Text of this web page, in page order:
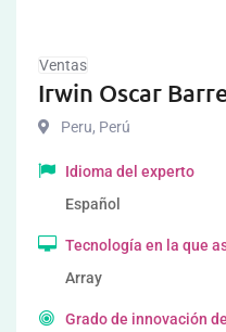
Ventas
Irwin Oscar
Peru, Perú
Idioma del experto
Español
Tecnología en la que
Array
Grado de innovación